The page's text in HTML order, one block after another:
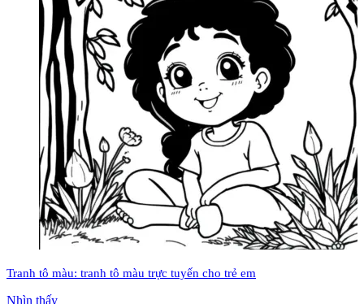
Tranh tô màu: tranh tô màu trực tuyến cho trẻ em
Nhìn thấy